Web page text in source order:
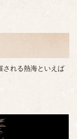
される熱海といえば